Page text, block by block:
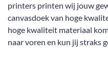
printers printen wij jouw
canvasdoek van hoge
hoge kwaliteit materiaal
naar voren en kun jij straks